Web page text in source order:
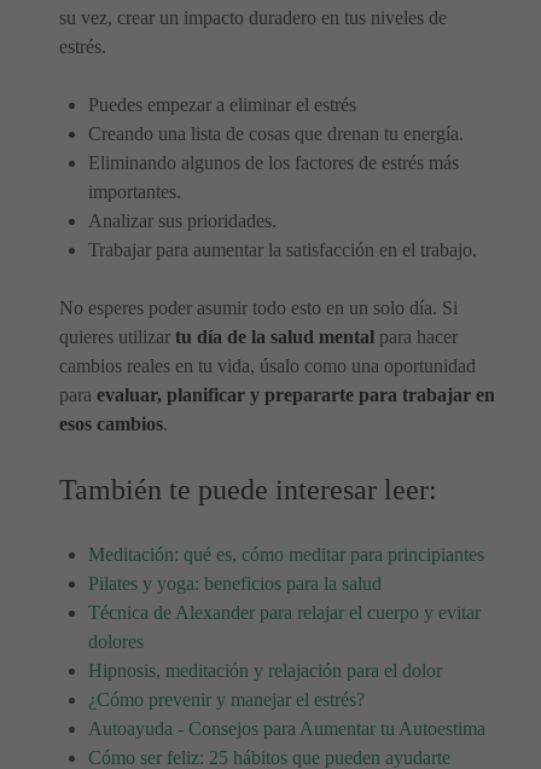
su vez, crear un impacto duradero en tus niveles de
estrés.
Puedes empezar a eliminar el estrés
Creando una lista de cosas que drenan tu energía.
Eliminando algunos de los factores de estrés más
importantes.
Analizar sus prioridades.
Trabajar para aumentar la satisfacción en el trabajo.
No esperes poder asumir todo esto en un solo día. Si
quieres utilizar tu día de la salud mental para hacer
cambios reales en tu vida, úsalo como una oportunidad
para evaluar, planificar y prepararte para trabajar en
esos cambios.
También te puede interesar leer:
Meditación: qué es, cómo meditar para principiantes
Pilates y yoga: beneficios para la salud
Técnica de Alexander para relajar el cuerpo y evitar
dolores
Hipnosis, meditación y relajación para el dolor
¿Cómo prevenir y manejar el estrés?
Autoayuda - Consejos para Aumentar tu Autoestima
Cómo ser feliz: 25 hábitos que pueden ayudarte